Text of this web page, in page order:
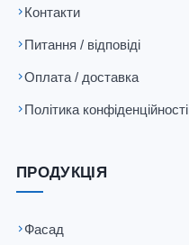
Контакти
Питання / відповіді
Оплата / доставка
Політика конфіденційності
ПРОДУКЦІЯ
Фасад